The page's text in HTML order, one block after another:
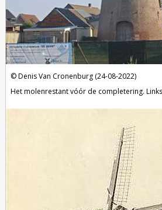
Denis Van Cronenburg (24-08-2022)
Het molenrestant vóór de completering.